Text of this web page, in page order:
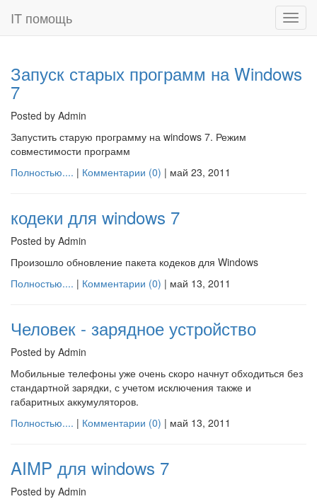
IT помощь
Запуск старых программ на Windows
7
Posted by Admin
Запустить старую программу на windows 7. Режим
совместимости программ
Полностью.... | Комментарии (0) | май 23, 2011
кодеки для windows 7
Posted by Admin
Произошло обновление пакета кодеков для Windows
Полностью.... | Комментарии (0) | май 13, 2011
Человек - зарядное устройство
Posted by Admin
Мобильные телефоны уже очень скоро начнут обходиться без
стандартной зарядки, с учетом исключения также и
габаритных аккумуляторов.
Полностью.... | Комментарии (0) | май 13, 2011
AIMP для windows 7
Posted by Admin